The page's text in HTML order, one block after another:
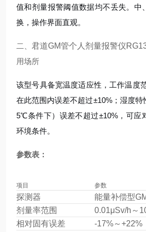
值和剂量报警阈值数据均不丢失。中
换，操作界面直观。
二、 君道GM管个人剂量报警仪
用场所
该型号具备宽温度适应性，工作温度
在此范围内误差不超过±10%；湿度特
5℃条件下）误差不超过±10%，可应
环境条件。
参数表：
项目 参数
探测器
能量补偿型
剂量率范围
0.01μSv/h～
相对固有误差
-17%～+22%